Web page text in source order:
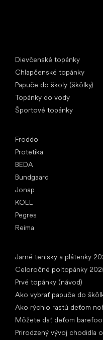
Dievčenské topánky
Chlapčenské topánky
Papuče do školy (škôlky)
Topánky do vody
Športové topánky
Froddo
Protetika
BEDA
Bundgaard
Jonap
KOEL
Pegres
Reima
Jarné tenisky a plátenky
Celoročné poltopánky
Prvé topánky (návod)
Ako vybrať papuče do
Ako rýchlo rastú deťom
Môžete dať deťom
Prirodzený vývoj chodidla